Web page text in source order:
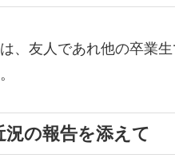
、友人であれ他の卒業
況の報告を添えて